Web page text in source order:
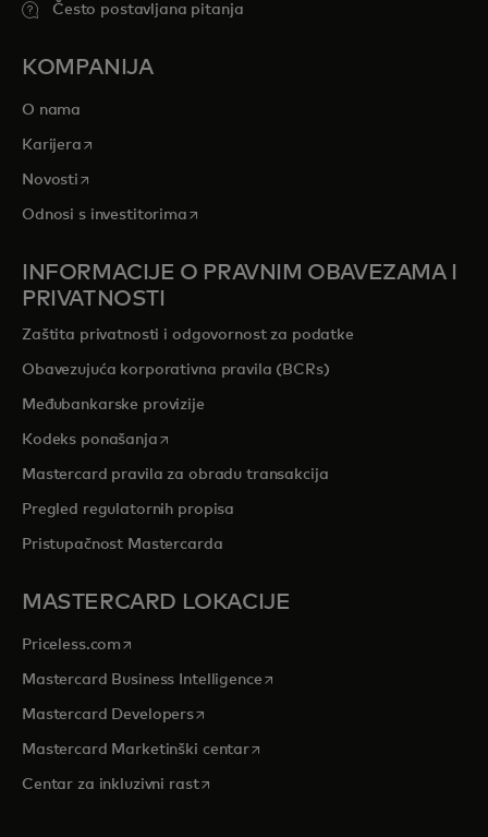
Često postavljana pitanja
KOMPANIJA
O nama
Karijeraopens in a new tab
Novosti opens in a new tab
Odnosi s investitorimaopens in a new tab
INFORMACIJE O PRAVNIM OBAVEZAMA I
PRIVATNOSTI
Zaštita privatnosti i odgovornost za podatke
Obavezujuća korporativna pravila (BCRs)
Međubankarske provizije
Kodeks ponašanjaopens in a new tab
Mastercard pravila za obradu transakcija
Pregled regulatornih propisa
Pristupačnost Mastercarda
MASTERCARD LOKACIJE
Priceless.com opens in a new tab
Mastercard Business Intelligenceopens in a new tab
Mastercard Developersopens in a new tab
Mastercard Marketinški centaropens in a new tab
Centar za inkluzivni rastopens in a new tab